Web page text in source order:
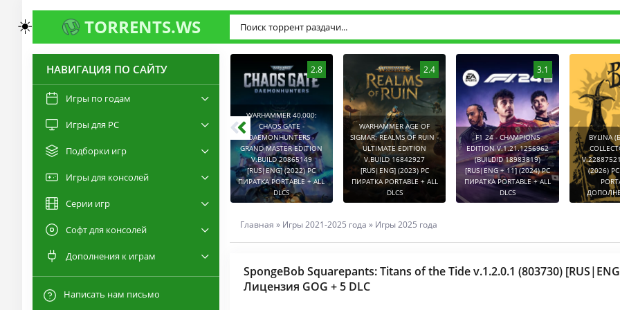
TORRENTS.WS
НАВИГАЦИЯ ПО САЙТУ
Игры по годам
Игры для PC
Подборки игр
Игры для консолей
Серии игр
Софт для консолей
Дополнения к играм
Написать нам письмо
3.0
RESIDENT EVIL 9:
REQUIEM - DELUXE
EDITION V.BUILD
(2026) PC ПИРАТКА
[RUS|ENG] (2026) PC
2.8
WARHAMMER 40,000:
CHAOS GATE -
DAEMONHUNTERS -
GRAND MASTER EDITION
V.BUILD 20865149
[RUS|ENG] (2022) PC
ПИРАТКА PORTABLE + ALL
DLCS
2.4
WARHAMMER AGE OF
SIGMAR: REALMS OF RUIN -
ULTIMATE EDITION
V.BUILD 16842927
[RUS|ENG] (2023) PC
ПИРАТКА PORTABLE + ALL
DLCS
3.1
F1 24 - CHAMPIONS
EDITION V.1.21.1256962
(BUILDID 18983819)
[RUS|ENG + 11] (2024) PC
ПИРАТКА PORTABLE + ALL
DLCS
BYLINA
(2026)
Главная » Игры 2021-2025 года » Игры 2025 года
SpongeBob Squarepants: Titans of the Tide v.1.2.0.1 (803730)
Лицензия GOG + 5 DLC
☀️